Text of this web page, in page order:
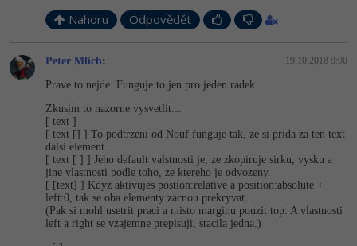
Nahoru Odpovědět
Peter Mlich: 19.10.2018 9:00
Prave to nejde. Funguje to jen pro jeden radek.
Zkusim to nazorne vysvetlit...
[ text ]
[ text [] ] To podtrzeni od Nouf funguje tak, ze si prida za ten text
dalsi element.
[ text [ ] ] Jeho default valstnosti je, ze zkopiruje sirku, vysku a
jine vlastnosti podle toho, ze ktereho je odvozeny.
[ [text] ] Kdyz aktivujes postion:relative a position:absolute +
left:0, tak se oba elementy zacnou prekryvat.
(Pak si mohl usetrit praci a misto marginu pouzit top. A vlastnosti
left a right se vzajemne prepisuji, stacila jedna.)